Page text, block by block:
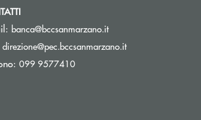
finestra
banca@bccsanmarzano.it(si apre l’app di posta
direzione@pec.bccsanmarzano.it(si apre l’app di
099 9577410